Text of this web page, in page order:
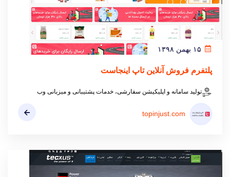
پلتفرم فروش آنلاین تاپ اینجاست
تولید سامانه و اپلیکیشن سفارشی، خدمات پشتیبانی و میزبانی وب
topinjust.com